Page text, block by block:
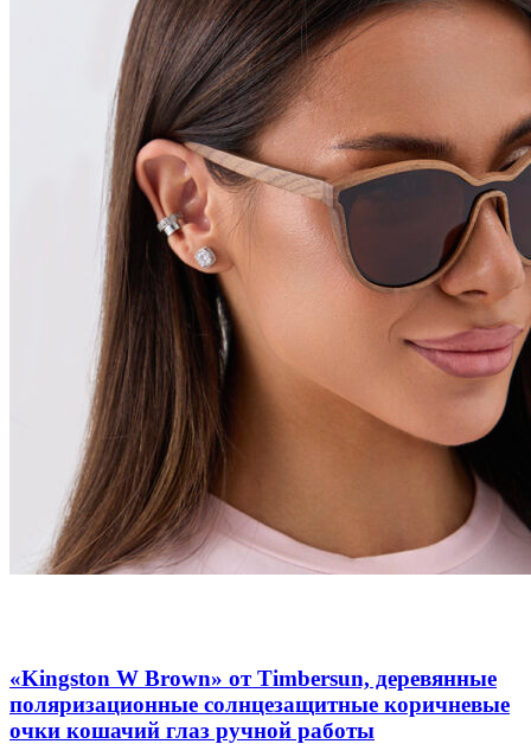
«Kingston W Brown» от Timbersun, деревянные
поляризационные солнцезащитные коричневые
очки кошачий глаз ручной работы